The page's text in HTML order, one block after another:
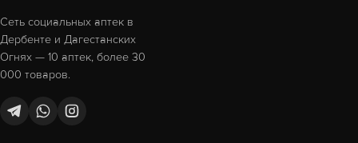
Сеть социальных аптек в
Дербенте и Дагестанских
Огнях — 10 аптек, более 30
000 товаров.